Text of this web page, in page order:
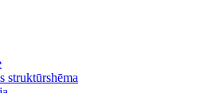
struktūrshēma